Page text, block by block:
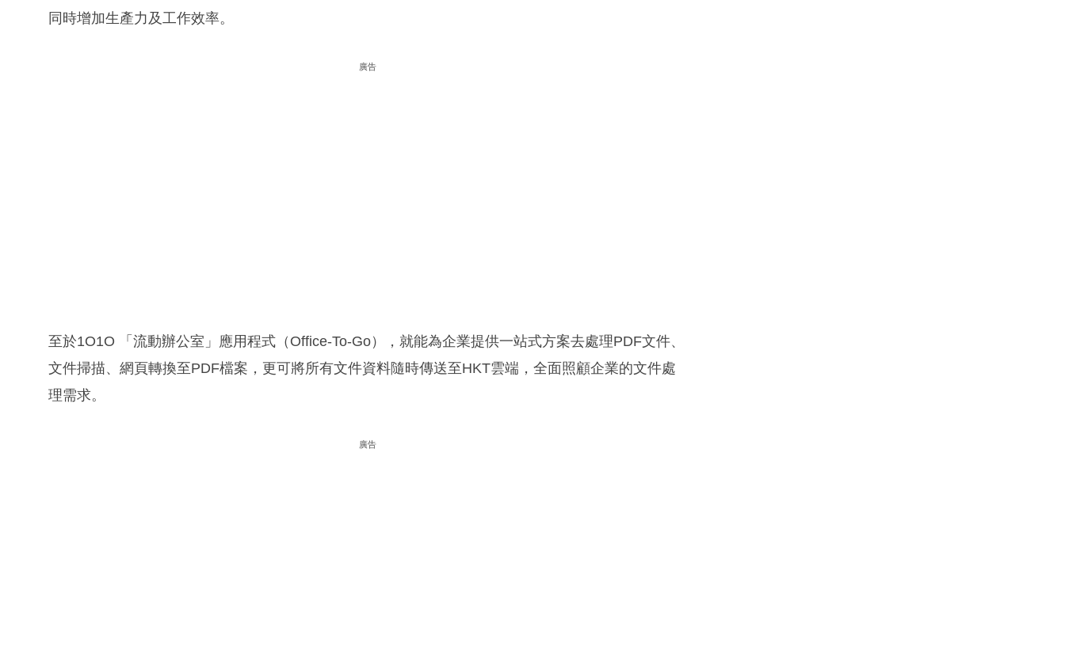
同時增加生產力及工作效率。
廣告
至於1O1O 「流動辦公室」應用程式（Office-To-Go），就能為企業提供一站式方案去處理PDF文件、
文件掃描、網頁轉換至PDF檔案，更可將所有文件資料隨時傳送至HKT雲端，全面照顧企業的文件處
理需求。
廣告